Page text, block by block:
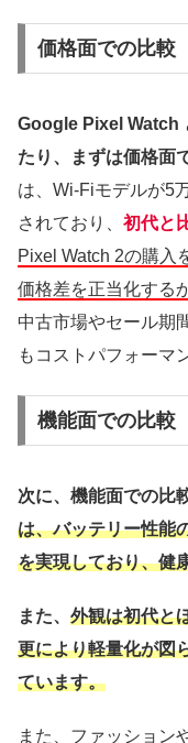
価格面での比較
Google Pixel Watch
たり、まずは価格面
は、Wi-Fiモデルが5
されており、 初代と
Pixel Watch 2の購入
価格差を正当化する
中古市場やセール期
もコストパフォーマ
機能面での比較
次に、機能面での比
は、バッテリー性能
を実現しており、健
また、 外観は初代と
更により軽量化が図
ています。
また、ファッション